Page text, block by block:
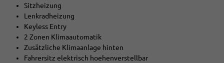
Sitzheizung
Lenkradheizung
Keyless Entry
2 Zonen Klimaautomatik
Zusätzliche Klimaanlage hinten
Fahrersitz elektrisch hoehenverstellbar